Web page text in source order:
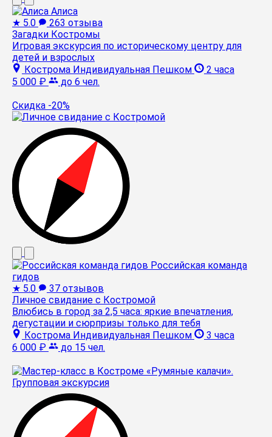
Алиса
★ 5.0
263 отзыва
Загадки Костромы
Игровая экскурсия по историческому центру для
детей и взрослых
Кострома Индивидуальная Пешком
2 часа
5 000 ₽
до 6 чел.
Скидка -20%
Российская команда
гидов
★ 5.0
37 отзывов
Личное свидание с Костромой
Влюбись в город за 2,5 часа: яркие впечатления,
дегустации и сюрпризы только для тебя
Кострома Индивидуальная Пешком
3 часа
6 000 ₽
до 15 чел.